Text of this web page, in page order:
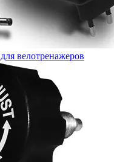
велотренажеров